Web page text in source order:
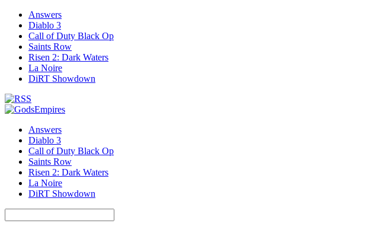
Answers
Diablo 3
Call of Duty Black Op
Saints Row
Risen 2: Dark Waters
La Noire
DiRT Showdown
Answers
Diablo 3
Call of Duty Black Op
Saints Row
Risen 2: Dark Waters
La Noire
DiRT Showdown